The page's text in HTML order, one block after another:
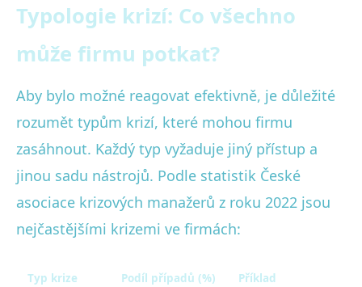
Typologie krizí: Co všechno
může firmu potkat?
Aby bylo možné reagovat efektivně, je důležité
rozumět typům krizí, které mohou firmu
zasáhnout. Každý typ vyžaduje jiný přístup a
jinou sadu nástrojů. Podle statistik České
asociace krizových manažerů z roku 2022 jsou
nejčastějšími krizemi ve firmách:
Typ krize Podíl případů (%) Příklad